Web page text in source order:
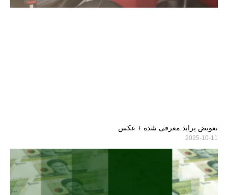
تعویض پراید معرفی شده + عکس
2025-10-11